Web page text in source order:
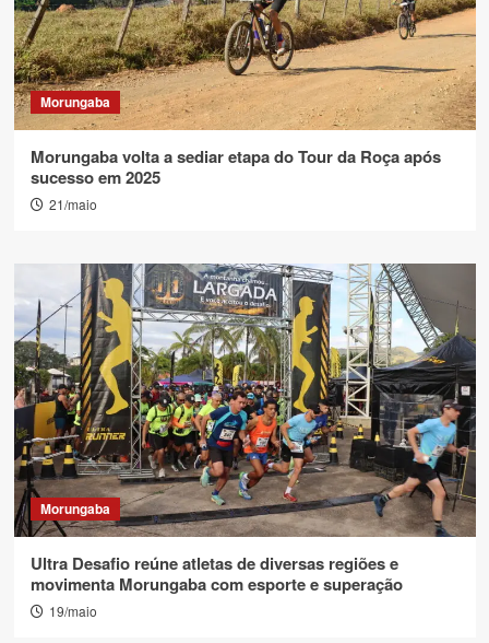
Morungaba
Morungaba volta a sediar etapa do Tour da Roça após
sucesso em 2025
21/maio
Morungaba
Ultra Desafio reúne atletas de diversas regiões e
movimenta Morungaba com esporte e superação
19/maio